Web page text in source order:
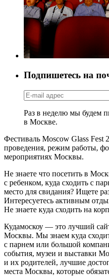
Подпишетесь на
Раз в неделю мы будем
в Москве.
Фестиваль Moscow Glass Fest
проведения, режим работы,
мероприятиях Москвы.
Не знаете что посетить в
с ребенком, куда сходить с
место для свидания? Ищете
Интересуетесь активным
Не знаете куда сходить на
Кудамоскоу — это лучший
Москвы. Мы знаем куда
с парнем или большой
события, музеи и выставки
и их родителей, лучшие
места Москвы, которые